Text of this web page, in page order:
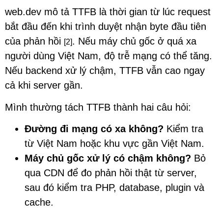
web.dev mô tả TTFB là thời gian từ lúc request
bắt đầu đến khi trình duyệt nhận byte đầu tiên
của phản hồi [2]. Nếu máy chủ gốc ở quá xa
người dùng Việt Nam, độ trễ mạng có thể tăng.
Nếu backend xử lý chậm, TTFB vẫn cao ngay
cả khi server gần.
Mình thường tách TTFB thành hai câu hỏi:
Đường đi mạng có xa không? Kiểm tra
từ Việt Nam hoặc khu vực gần Việt Nam.
Máy chủ gốc xử lý có chậm không? Bỏ
qua CDN để đo phản hồi thật từ server,
sau đó kiểm tra PHP, database, plugin và
cache.